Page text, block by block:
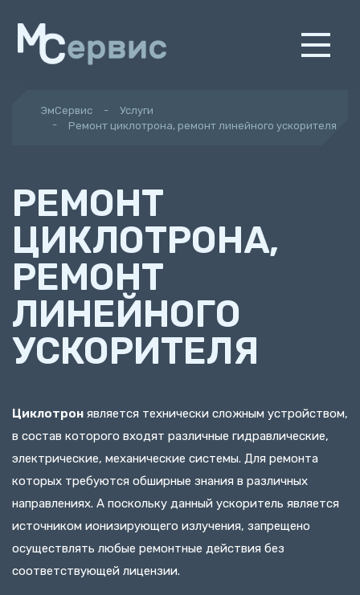
ЭмСервис
Услуги
Ремонт циклотрона, ремонт линейного ускорителя
РЕМОНТ
ЦИКЛОТРОНА,
РЕМОНТ
ЛИНЕЙНОГО
УСКОРИТЕЛЯ
Циклотрон является технически сложным устройством,
в состав которого входят различные гидравлические,
электрические, механические системы. Для ремонта
которых требуются обширные знания в различных
направлениях. А поскольку данный ускоритель является
источником ионизирующего излучения, запрещено
осуществлять любые ремонтные действия без
соответствующей лицензии.